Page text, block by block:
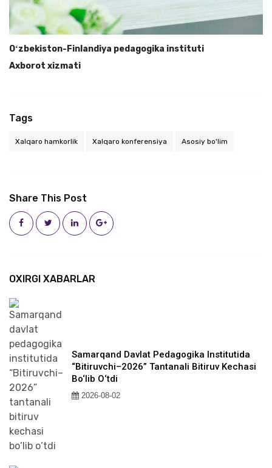
Oʻzbekiston-Finlandiya pedagogika instituti
Axborot xizmati
Tags
Xalqaro hamkorlik Xalqaro konferensiya Asosiy bo'lim
Share This Post
OXIRGI XABARLAR
Samarqand Davlat Pedagogika Institutida
“Bitiruvchi–2026” Tantanali Bitiruv Kechasi
Bo‘lib O‘tdi
2026-08-02